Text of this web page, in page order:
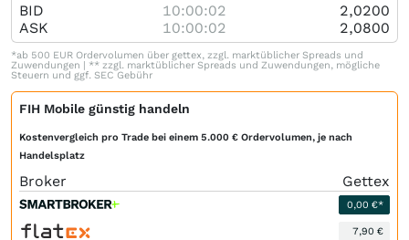
BID 10:00:02
2,0200
ASK
10:00:02 2,0800
*ab 500 EUR Ordervolumen über gettex, zzgl. marktüblicher Spreads und
Zuwendungen | ** zzgl. marktüblicher Spreads und Zuwendungen, mögliche
Steuern und ggf. SEC Gebühr
FIH Mobile günstig handeln
Kostenvergleich pro Trade bei einem 5.000 € Ordervolumen, je nach
Handelsplatz
Broker Gettex
0,00 €*
7,90 €